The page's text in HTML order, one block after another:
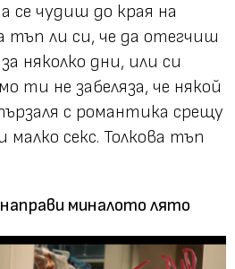
се чудиш до края на
тъп ли си, че да отегчиш
няколко дни, или си
ти не забеляза, че някой
с романтика срещу
секс. Толкова тъп
миналото лято